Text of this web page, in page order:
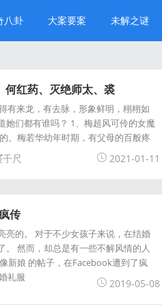
八卦 大案要案 未解之谜
何红药、灭绝师太、裘
有来龙，有去脉，形象鲜明，栩栩如
她们都有谁吗？ 1、梅超风可伶的女魔
。梅若华幼年时期，有父母的百般疼
千尺 2021-01-11
传
亮的。 对于不少女孩子来说，在结婚
然而，却总是有一些不解风情的人
新娘 的帖子，在Facebook遭到了疯
礼服
2019-05-08